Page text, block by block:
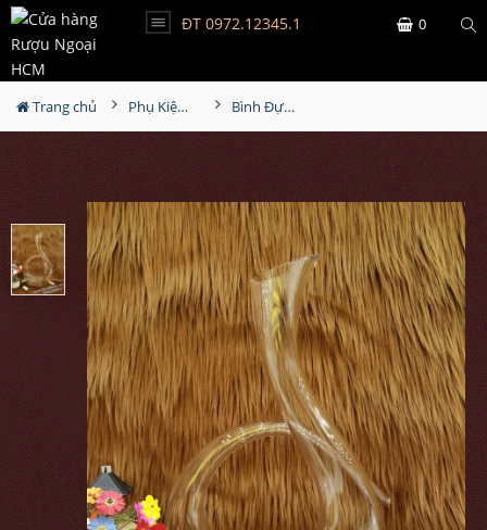
ĐT 0972.12345.1 0
Trang chủ Phụ Kiện Rượu Bình Đựng Rượu Vang - Decanter Dáng Đẹp M05